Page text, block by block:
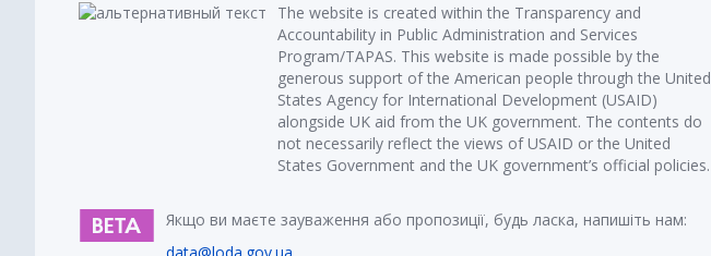
The website is created within the Transparency and
Accountability in Public Administration and Services
Program/TAPAS. This website is made possible by the
generous support of the American people through the United
States Agency for International Development (USAID)
alongside UK aid from the UK government. The contents do
not necessarily reflect the views of USAID or the United
States Government and the UK government’s official policies.
Якщо ви маєте зауваження або пропозиції, будь ласка, напишіть нам:
data@loda.gov.ua